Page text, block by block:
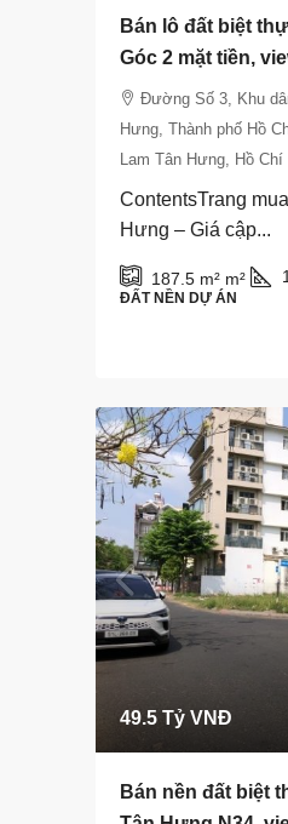
Bán lô đất biệt
Góc 2 mặt tiền,
Đường Số 3, Khu
Hưng, Thành phố Hồ
Lam Tân Hưng, Hồ
ContentsTrang
Hưng – Giá cập...
187.5 m² m²
ĐẤT NỀN DỰ ÁN
49.5 Tỷ VNĐ
Bán nền đất biệt